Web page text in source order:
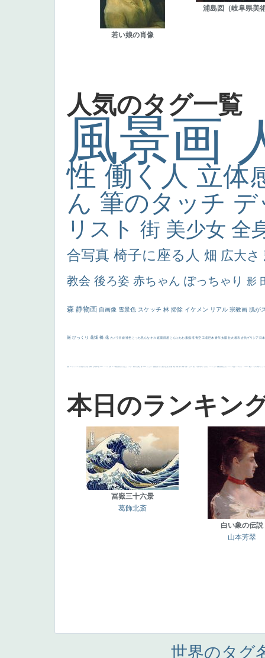
若い娘の肖像
浦島図（岐阜県美
人気のタグ一覧
風景画
性 働く人 立体
ん 筆のタッチ
リスト 街 美少女 全
合写真 椅子に座る人 畑 広大さ
教会 後ろ姿 赤ちゃん ぽっちゃり 影
森 静物画 自画像 雪景色 スケッチ 林 掃除 イケメン リアル 宗教画 肌が
厳 びっくり 花畑 橋 花 カメラ目線 補色 こっち見んな キス 庭園 部屋 こんにちわ 素描 塔 青空 工場 巨木 青年 太陽 壮大 着衣 古代ギリシア 日
画質 last ヴィーナス 剣 白人少女 食事中 山本芳翠 麦 alciato ハーレム 女神 ローマ教皇 奥行き 火起こし シスター 東方の三博士 114514 かっこいい 受胎告知 天から覗き込む顔 設計図 挿絵 群衆 親子 裸婦 可愛い ピサロ ＃名画で学ぶ「たるみ」 ニーソックス 躍動感 黄色 こわい コート 畦道 レンブラント・ sekkusu 暖かい バブみ 靴下 ショッ
本日のランキン
冨嶽三十六景
葛飾北斎
白い象の伝説
山本芳翠
世界のタグ